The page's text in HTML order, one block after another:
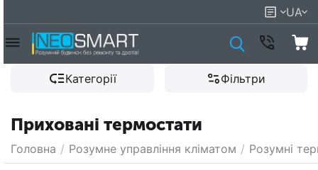
UA
Категорії Фільтри
Приховані термостати
Головна / Розумне управління кліматом / Розумні